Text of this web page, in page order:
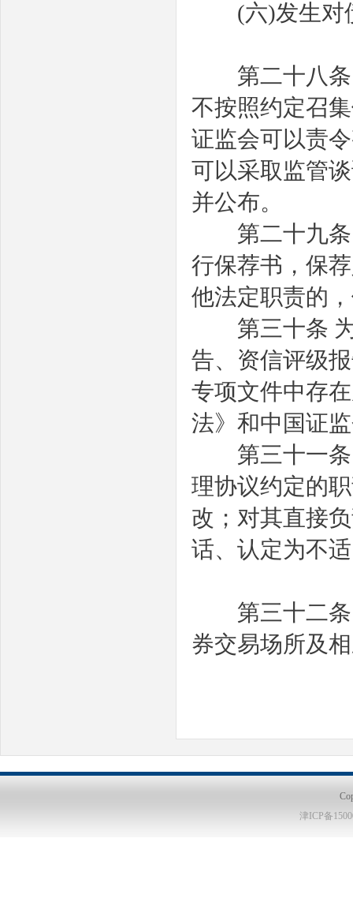
(六)发生对
第二十八条
不按照约定召
证监会可以责
可以采取监管
并公布。
第二十九条
行保荐书，保
他法定职责的
第三十条
告、资信评级
专项文件中存
法》和中国证
第三十一条
理协议约定的
改；对其直接
话、认定为不
第三十二条
券交易场所及
津ICP备